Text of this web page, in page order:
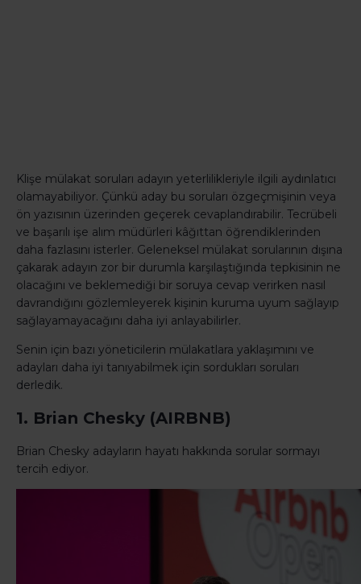
Klişe mülakat soruları adayın yeterlilikleriyle ilgili aydınlatıcı
olamayabiliyor. Çünkü aday bu soruları özgeçmişinin veya
ön yazısının üzerinden geçerek cevaplandırabilir. Tecrübeli
ve başarılı işe alım müdürleri kâğıttan öğrendiklerinden
daha fazlasını isterler. Geleneksel mülakat sorularının dışına
çakarak adayın zor bir durumla karşılaştığında tepkisinin ne
olacağını ve beklemediği bir soruya cevap verirken nasıl
davrandığını gözlemleyerek kişinin kuruma uyum sağlayıp
sağlayamayacağını daha iyi anlayabilirler.
Senin için bazı yöneticilerin mülakatlara yaklaşımını ve
adayları daha iyi tanıyabilmek için sordukları soruları
derledik.
1. Brian Chesky (AIRBNB)
Brian Chesky adayların hayatı hakkında sorular sormayı
tercih ediyor.